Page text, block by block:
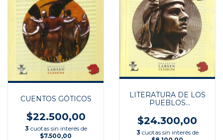
CUENTOS GÓTICOS
$22.500,00
3 cuotas sin interés de
$7.500,00
LITERATURA DE LOS
PUEBLOS
$24.300,00
3 cuotas sin interés de